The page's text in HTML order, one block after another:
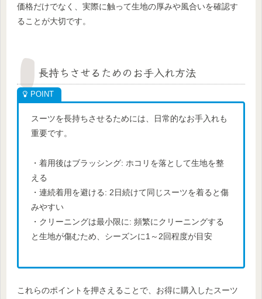
価格だけでなく、実際に触って生地の厚みや風合いを確認す
ることが大切です。
長持ちさせるためのお手入れ方法
スーツを長持ちさせるためには、日常的なお手入れも
重要です。
・着用後はブラッシング: ホコリを落として生地を整
える
・連続着用を避ける: 2日続けて同じスーツを着ると傷
みやすい
・クリーニングは最小限に: 頻繁にクリーニングする
と生地が傷むため、シーズンに1～2回程度が目安
これらのポイントを押さえることで、お得に購入したスーツ